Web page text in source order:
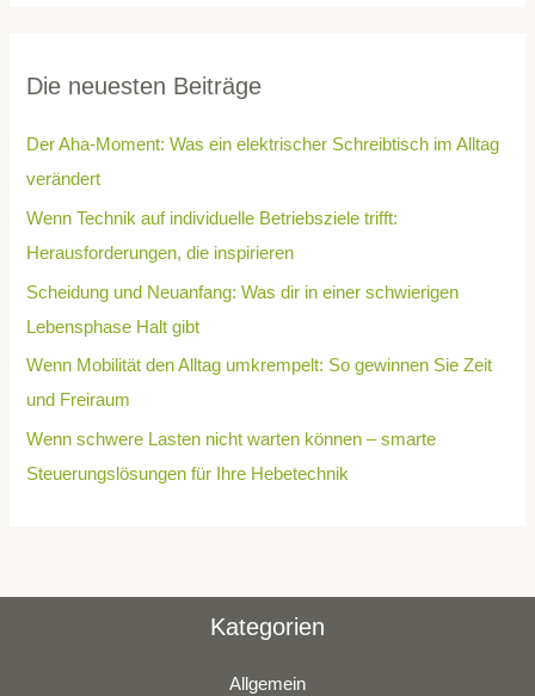
Die neuesten Beiträge
Der Aha-Moment: Was ein elektrischer Schreibtisch im Alltag
verändert
Wenn Technik auf individuelle Betriebsziele trifft:
Herausforderungen, die inspirieren
Scheidung und Neuanfang: Was dir in einer schwierigen
Lebensphase Halt gibt
Wenn Mobilität den Alltag umkrempelt: So gewinnen Sie Zeit
und Freiraum
Wenn schwere Lasten nicht warten können – smarte
Steuerungslösungen für Ihre Hebetechnik
Kategorien
Allgemein